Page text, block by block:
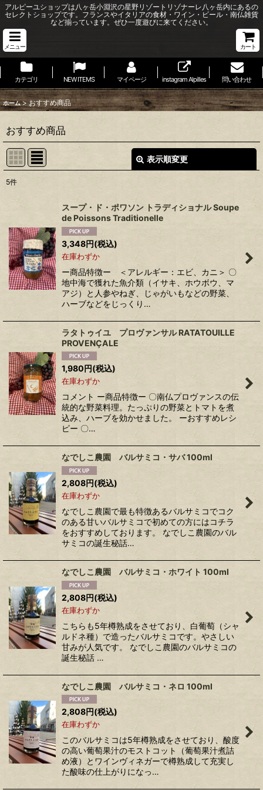
アルピーユショップは八ヶ岳小淵沢の星野リゾートリゾナーレ八ヶ岳内にあるの
セレクトショップです。フランスやイタリアの食材・ワイン・ビール・南仏雑貨
など揃っています。ぜひ一度遊びに来てください。
メニュー カート
カテゴリ NEW ITEMS マイページ instagram Alpilles 問い合わせ
ホーム > おすすめ商品
おすすめ商品
表示順変更
並び順:
5件
スープ・ド・ポワソン トラディショナル Soupe
de Poissons Traditionelle
3,348円(税込)
在庫わずか
ー商品特徴ー ＜アレルギー：エビ、カニ＞ 〇
地中海で獲れた魚介類（イサキ、ホウボウ、マ
アジ）と人参やねぎ、じゃがいもなどの野菜、
ハーブなどをじっくり…
ラタトゥイユ プロヴァンサル RATATOUILLE
PROVENÇALE
1,980円(税込)
在庫わずか
コメント ー商品特徴ー 〇南仏プロヴァンスの伝
統的な野菜料理。たっぷりの野菜とトマトを煮
込み、ハーブを効かせました。 ーおすすめレシ
ピー 〇…
なでしこ農園 バルサミコ・サバ 100ml
2,808円(税込)
在庫わずか
なでしこ農園で最も特徴あるバルサミコでコク
のある甘いバルサミコで初めての方にはコチラ
をおすすめしております。 なでしこ農園のバル
サミコの誕生秘話…
なでしこ農園 バルサミコ・ホワイト 100ml
2,808円(税込)
在庫わずか
こちらも5年樽熟成をさせており、白葡萄（シャ
ルドネ種）で造ったバルサミコです。やさしい
甘みが人気です。 なでしこ農園のバルサミコの
誕生秘話 …
なでしこ農園 バルサミコ・ネロ 100ml
2,808円(税込)
在庫わずか
このバルサミコは5年樽熟成をさせており、酸度
の高い葡萄果汁のモストコット（葡萄果汁煮詰
め液）とワインヴィネガーで樽熟成して充実し
た酸味の仕上がりになっ…